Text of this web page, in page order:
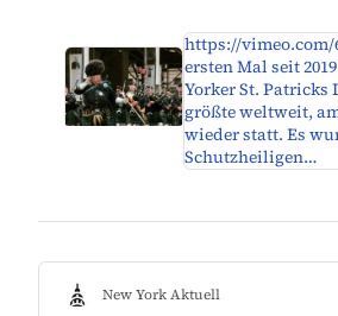
https://vimeo.com/
ersten Mal seit
Yorker St. Patricks
größte weltweit,
wieder statt. Es
Schutzheiligen…
New York Aktuell